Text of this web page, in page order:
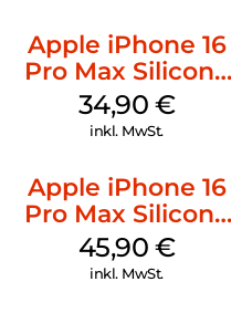
Apple iPhone 16
Pro Max Silicone
Case MagSafe
Denim
34,90 €
inkl. MwSt.
Apple iPhone 16
Pro Max Silicone
Case MagSafe
Ultramarine
45,90 €
inkl. MwSt.